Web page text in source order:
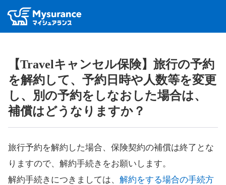
【Travelキャンセル保険】旅行の予約
を解約して、予約日時や人数等を変更
し、別の予約をしなおした場合は、
補償はどうなりますか？
旅行予約を解約した場合、保険契約の補償は終了とな
りますので、解約手続きをお願いします。
解約手続きにつきましては、 解約をする場合の手続方